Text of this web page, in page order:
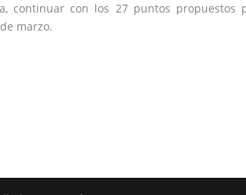
continuar con los 27 puntos
marzo.